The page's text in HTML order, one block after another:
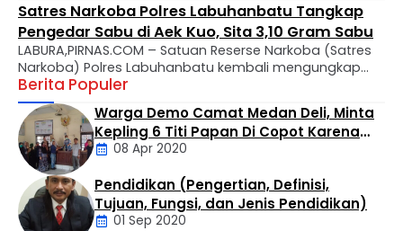
Satres Narkoba Polres Labuhanbatu Tangkap
Pengedar Sabu di Aek Kuo, Sita 3,10 Gram Sabu
LABURA,PIRNAS.COM – Satuan Reserse Narkoba (Satres
Narkoba) Polres Labuhanbatu kembali mengungkap
kasus peredaran narkotika jenis sabu di wilayah
hukumnya. Seorang pria berinisial MTS alias Tebe (34)
berhasil diamankan dalam operasi yang digelar di
Kelurahan Bandar Selamat, Kecamatan Aek Kuo,
Kabupaten Labuhanbatu Utara, Selasa (4/8/2026)
sekitar pukul 14.30 WIB. Penangkapan dilakukan oleh Tim
Opsnal Satres Narkoba …
Berita Populer
Daerah
Warga Demo Camat Medan Deli, Minta
Kepling 6 Titi Papan Di Copot Karena
Tak Perduli Sama Warganya
08 Apr 2020
Pendidikan (Pengertian, Definisi,
Tujuan, Fungsi, dan Jenis Pendidikan)
01 Sep 2020